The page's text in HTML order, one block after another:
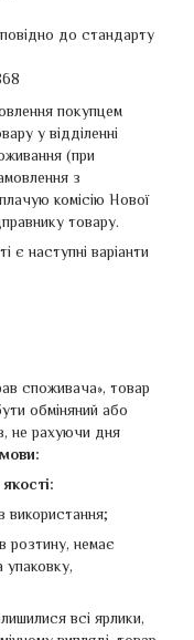
до стандарту
покупцем
у відділенні
(при
з
комісію Нової
товару.
є наступні варіанти
споживача», товар
обміняний або
не рахуючи дня
використання;
розтину, немає
упаковку,
всі ярлики,